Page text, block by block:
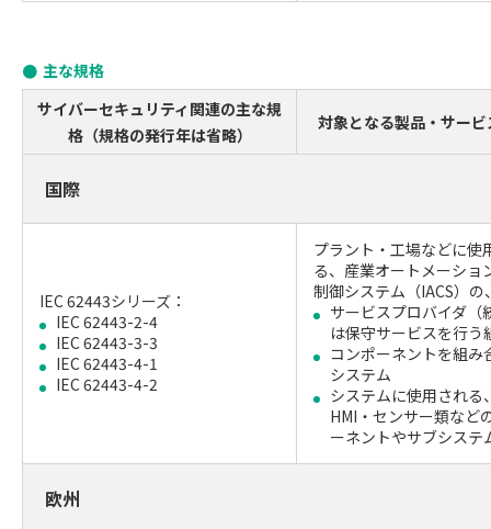
主な規格
サイバーセキュリティ関連の主な規
格（規格の発行年は省略）
対象となる製品・サー
国際
IEC 62443シリーズ：
IEC 62443-2-4
IEC 62443-3-3
IEC 62443-4-1
IEC 62443-4-2
プラント・工場などに使
る、産業オートメーショ
制御システム（IACS）の
サービスプロバイダ（
は保守サービスを行う
コンポーネントを組み
システム
システムに使用される
HMI・センサー類など
ーネントやサブシステ
欧州